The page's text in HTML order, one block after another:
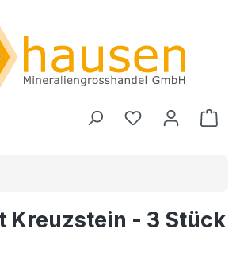
Du hast 0
Kreuzstein - 3 Stück